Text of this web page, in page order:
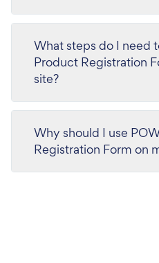
What steps do I need
Product Registration Form to my
site?
Why should I use